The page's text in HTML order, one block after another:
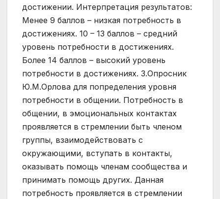
достижении. Интерпретация результатов:
Менее 9 баллов – низкая потребность в
достижениях. 10 – 13 баллов – средний
уровень потребности в достижениях.
Более 14 баллов – высокий уровень
потребности в достижениях. 3.Опросник
Ю.М.Орлова для попределения уровня
потребности в общении. Потребность в
общении, в эмоциональных контактах
проявляется в стремлении быть членом
группы, взаимодействовать с
окружающими, вступать в контакты,
оказывать помощь членам сообщества и
принимать помощь других. Данная
потребность проявляется в стремлении